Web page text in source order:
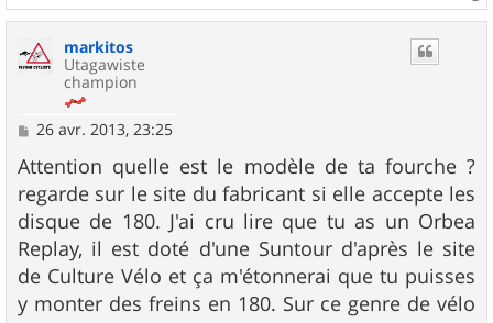
a
markitos
Utagawiste
champion
M
s
s
a
g
e
26 avr. 2013, 23:25
Attention quelle est le modèle de ta fourche ?
regarde sur le site du fabricant si elle accepte les
disque de 180. J'ai cru lire que tu as un Orbea
Replay, il est doté d'une Suntour d'après le site
de Culture Vélo et ça m'étonnerai que tu puisses
y monter des freins en 180. Sur ce genre de vélo